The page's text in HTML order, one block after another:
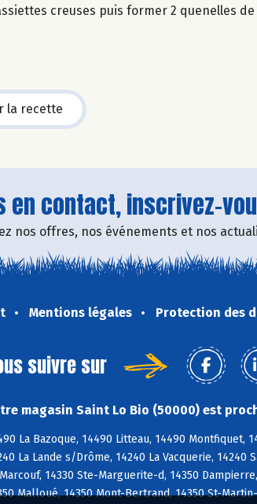
creuses puis former 2 quenelles
la recette
en contact, inscrivez-
nos offres, nos événements et nos
Mentions légales Protection des
suivre sur
magasin Saint Lo Bio (50000) est
La Bazoque, 14490 Litteau, 14490 Montfiquet,
La Lande s/Drôme, 14240 La Vacquerie,
14330 Ste-Marguerite-d, 14350
Malloué, 14350 Mont-Bertrand, 14350 St-